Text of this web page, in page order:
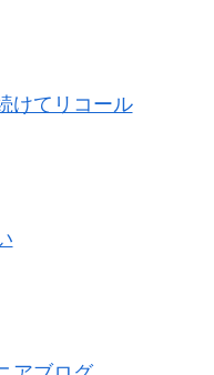
けてリコール